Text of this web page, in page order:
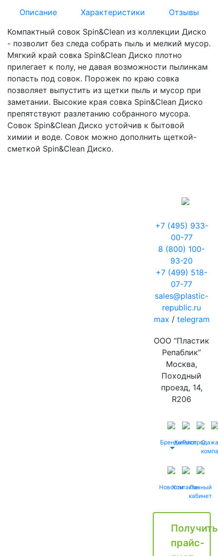
Описание
Характеристики
Отзывы
Компактный совок Spin&Clean из коллекции Диско
- позволит без следа собрать пыль и мелкий мусор.
Мягкий край совка Spin&Clean Диско плотно
прилегает к полу, не давая возможности пылинкам
попасть под совок. Порожек по краю совка
позволяет выпустить из щетки пыль и мусор при
заметании. Высокие края совка Spin&Clean Диско
препятствуют разлетанию собранного мусора.
Совок Spin&Clean Диско устойчив к бытовой
химии и воде. Совок можно дополнить щеткой-
сметкой Spin&Clean Диско.
+7 (495) 933-
00-77
8 (800) 100-
93-20
+7 (499) 518-
07-77
sales@plastic-
republic.ru
max / telegram
ООО “Пластик
Репаблик”
Москва,
Походный
проезд, 14,
R206
БрендыКаталог
Распродажа
О
НовостиКонтактыЛичный
кабинет
Получить
прайс-